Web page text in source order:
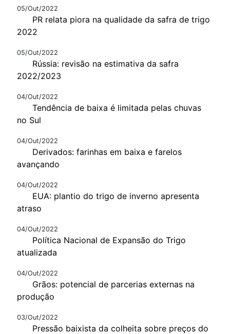
05/Out/2022
PR relata piora na qualidade da safra de trigo
2022
05/Out/2022
Rússia: revisão na estimativa da safra
2022/2023
04/Out/2022
Tendência de baixa é limitada pelas chuvas
no Sul
04/Out/2022
Derivados: farinhas em baixa e farelos
avançando
04/Out/2022
EUA: plantio do trigo de inverno apresenta
atraso
04/Out/2022
Política Nacional de Expansão do Trigo
atualizada
04/Out/2022
Grãos: potencial de parcerias externas na
produção
03/Out/2022
Pressão baixista da colheita sobre preços do